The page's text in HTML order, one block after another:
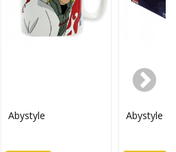
Abystyle Abystyle